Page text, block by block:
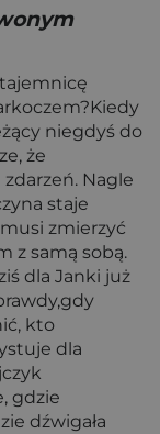
niegdyś do
że
Nagle
staje
zmierzyć
z samą sobą.
dla Janki już
kto
dla
gdzie
dźwigała